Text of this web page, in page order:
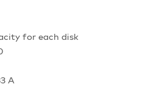
for each disk
A